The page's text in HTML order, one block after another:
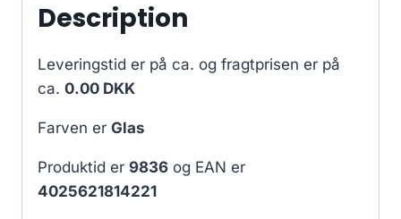
Description
Leveringstid er på ca. og fragtprisen er på
ca. 0.00 DKK
Farven er Glas
Produktid er 9836 og EAN er
4025621814221